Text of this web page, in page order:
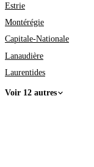
Estrie
Montérégie
Capitale-Nationale
Lanaudière
Laurentides
Voir 12 autres